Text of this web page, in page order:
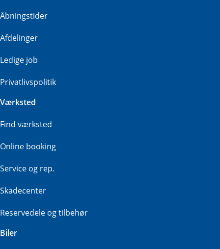
Åbningstider
Afdelinger
Ledige job
Privatlivspolitik
Værksted
Find værksted
Online booking
Service og rep.
Skadecenter
Reservedele og tilbehør
Biler